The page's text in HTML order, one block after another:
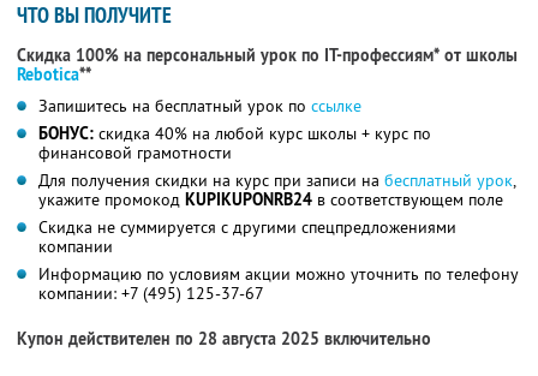
ЧТО ВЫ ПОЛУЧИТЕ
Скидка 100% на персональный урок по IT-профессиям* от школы
Rebotica**
Запишитесь на бесплатный урок по ссылке
БОНУС: скидка 40% на любой курс школы + курс по
финансовой грамотности
Для получения скидки на курс при записи на бесплатный урок,
укажите промокод KUPIKUPONRB24 в соответствующем поле
Скидка не суммируется с другими спецпредложениями
компании
Информацию по условиям акции можно уточнить по телефону
компании: +7 (495) 125-37-67
Купон действителен по 28 августа 2025 включительно